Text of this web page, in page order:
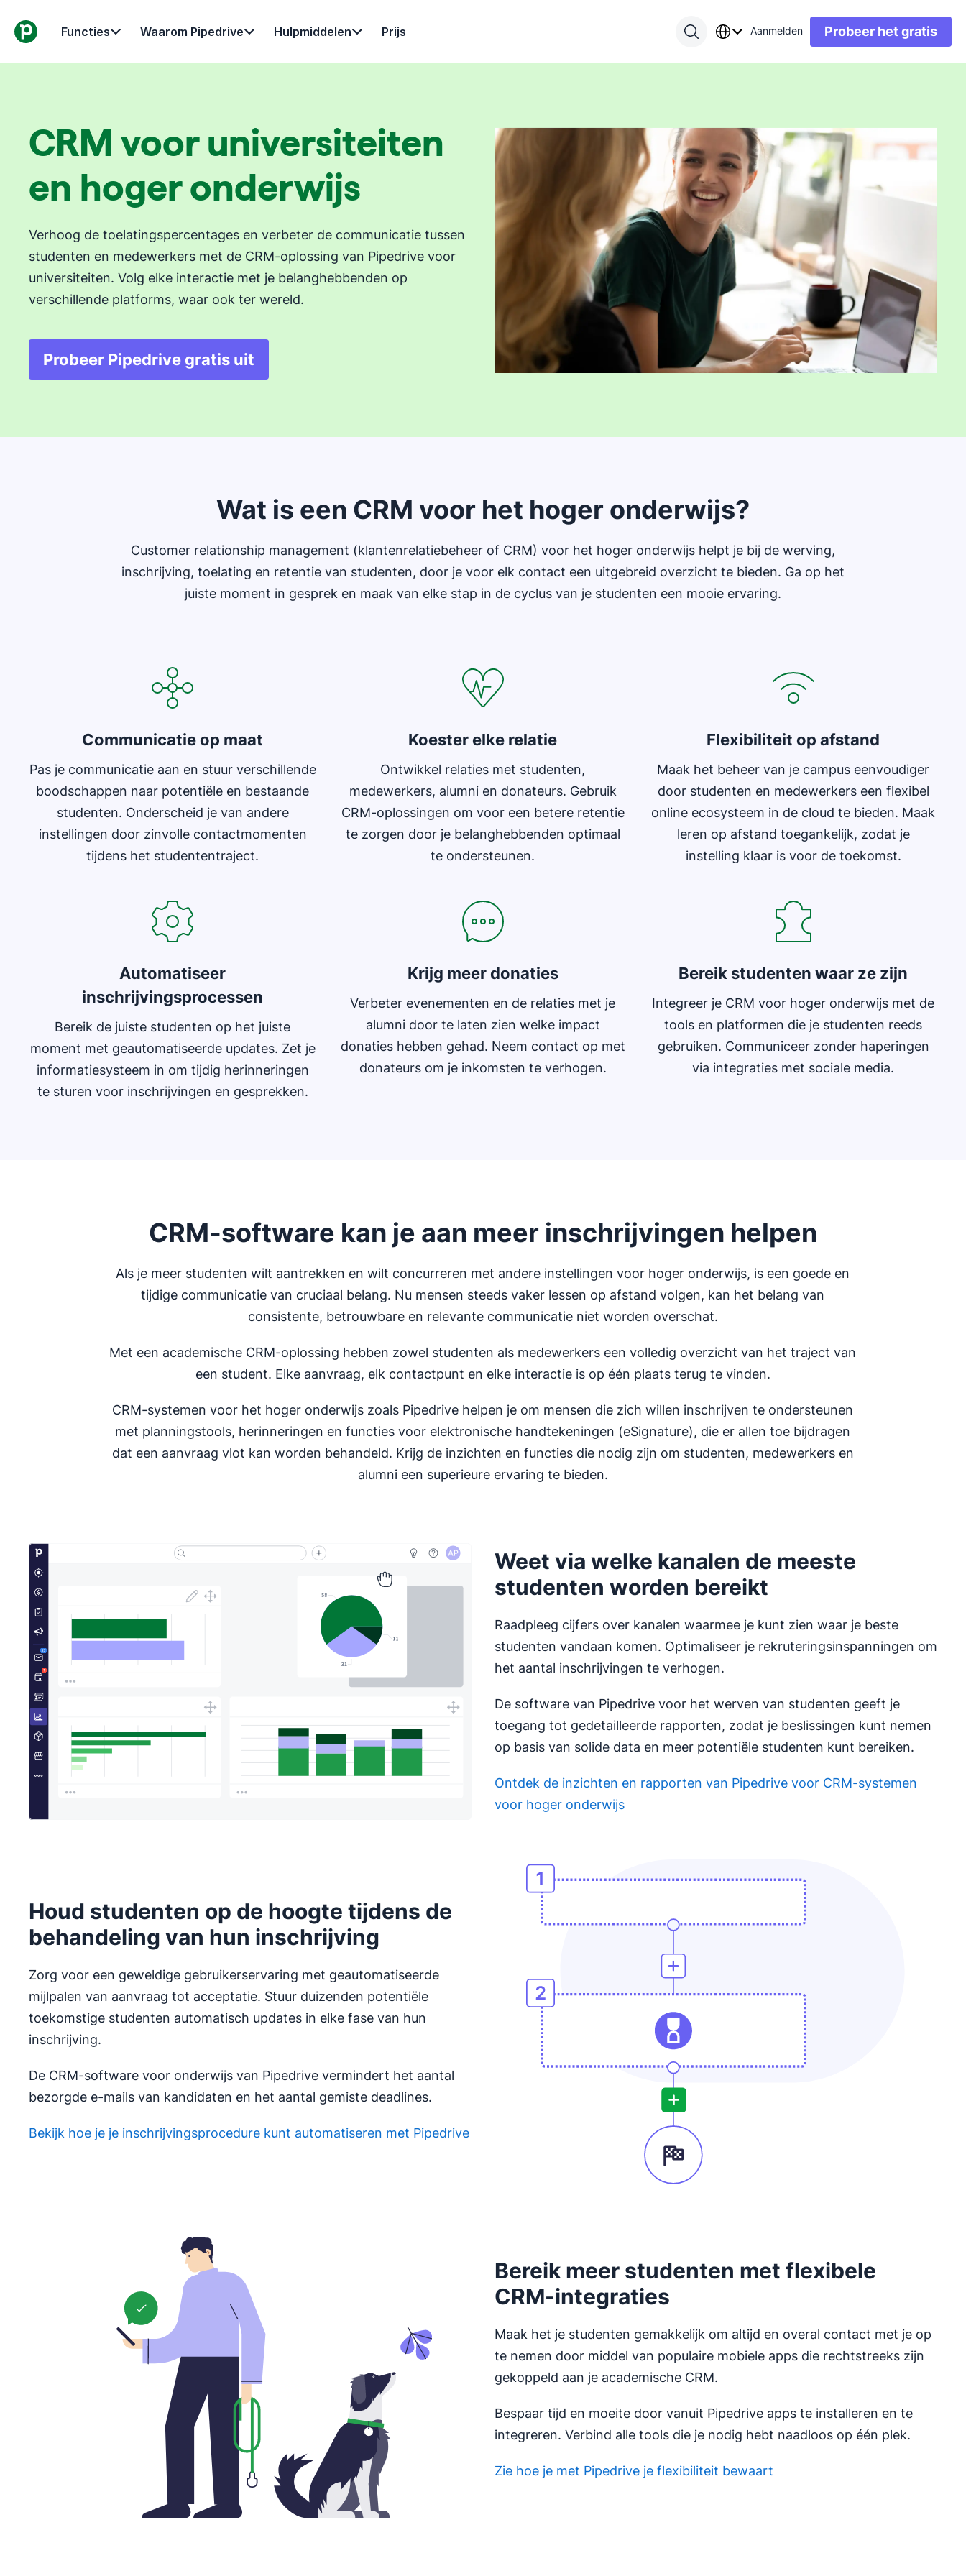
Functies Waarom Pipedrive Hulpmiddelen Prijs Aanmelden Probeer het gratis
CRM voor universiteiten
en hoger onderwijs
Verhoog de toelatingspercentages en verbeter de communicatie tussen
studenten en medewerkers met de CRM-oplossing van Pipedrive voor
universiteiten. Volg elke interactie met je belanghebbenden op
verschillende platforms, waar ook ter wereld.
Probeer Pipedrive gratis uit
Opent in nieuw venster
Wat is een CRM voor het hoger onderwijs?
Customer relationship management (klantenrelatiebeheer of CRM) voor het hoger onderwijs helpt je bij de werving,
inschrijving, toelating en retentie van studenten, door je voor elk contact een uitgebreid overzicht te bieden. Ga op het
juiste moment in gesprek en maak van elke stap in de cyclus van je studenten een mooie ervaring.
Communicatie op maat
Pas je communicatie aan en stuur verschillende
boodschappen naar potentiële en bestaande
studenten. Onderscheid je van andere
instellingen door zinvolle contactmomenten
tijdens het studententraject.
Koester elke relatie
Ontwikkel relaties met studenten,
medewerkers, alumni en donateurs. Gebruik
CRM-oplossingen om voor een betere retentie
te zorgen door je belanghebbenden optimaal
te ondersteunen.
Flexibiliteit op afstand
Maak het beheer van je campus eenvoudiger
door studenten en medewerkers een flexibel
online ecosysteem in de cloud te bieden. Maak
leren op afstand toegankelijk, zodat je
instelling klaar is voor de toekomst.
Automatiseer
inschrijvingsprocessen
Bereik de juiste studenten op het juiste
moment met geautomatiseerde updates. Zet je
informatiesysteem in om tijdig herinneringen
te sturen voor inschrijvingen en gesprekken.
Krijg meer donaties
Verbeter evenementen en de relaties met je
alumni door te laten zien welke impact
donaties hebben gehad. Neem contact op met
donateurs om je inkomsten te verhogen.
Bereik studenten waar ze zijn
Integreer je CRM voor hoger onderwijs met de
tools en platformen die je studenten reeds
gebruiken. Communiceer zonder haperingen
via integraties met sociale media.
CRM-software kan je aan meer inschrijvingen helpen
Als je meer studenten wilt aantrekken en wilt concurreren met andere instellingen voor hoger onderwijs, is een goede en
tijdige communicatie van cruciaal belang. Nu mensen steeds vaker lessen op afstand volgen, kan het belang van
consistente, betrouwbare en relevante communicatie niet worden overschat.
Met een academische CRM-oplossing hebben zowel studenten als medewerkers een volledig overzicht van het traject van
een student. Elke aanvraag, elk contactpunt en elke interactie is op één plaats terug te vinden.
CRM-systemen voor het hoger onderwijs zoals Pipedrive helpen je om mensen die zich willen inschrijven te ondersteunen
met planningstools, herinneringen en functies voor elektronische handtekeningen (eSignature), die er allen toe bijdragen
dat een aanvraag vlot kan worden behandeld. Krijg de inzichten en functies die nodig zijn om studenten, medewerkers en
alumni een superieure ervaring te bieden.
Weet via welke kanalen de meeste
studenten worden bereikt
Raadpleeg cijfers over kanalen waarmee je kunt zien waar je beste
studenten vandaan komen. Optimaliseer je rekruteringsinspanningen om
het aantal inschrijvingen te verhogen.
De software van Pipedrive voor het werven van studenten geeft je
toegang tot gedetailleerde rapporten, zodat je beslissingen kunt nemen
op basis van solide data en meer potentiële studenten kunt bereiken.
Ontdek de inzichten en rapporten van Pipedrive voor CRM-systemen
voor hoger onderwijs
Houd studenten op de hoogte tijdens de
behandeling van hun inschrijving
Zorg voor een geweldige gebruikerservaring met geautomatiseerde
mijlpalen van aanvraag tot acceptatie. Stuur duizenden potentiële
toekomstige studenten automatisch updates in elke fase van hun
inschrijving.
De CRM-software voor onderwijs van Pipedrive vermindert het aantal
bezorgde e-mails van kandidaten en het aantal gemiste deadlines.
Bekijk hoe je je inschrijvingsprocedure kunt automatiseren met Pipedrive
Bereik meer studenten met flexibele
CRM-integraties
Maak het je studenten gemakkelijk om altijd en overal contact met je op
te nemen door middel van populaire mobiele apps die rechtstreeks zijn
gekoppeld aan je academische CRM.
Bespaar tijd en moeite door vanuit Pipedrive apps te installeren en te
integreren. Verbind alle tools die je nodig hebt naadloos op één plek.
Zie hoe je met Pipedrive je flexibiliteit bewaart